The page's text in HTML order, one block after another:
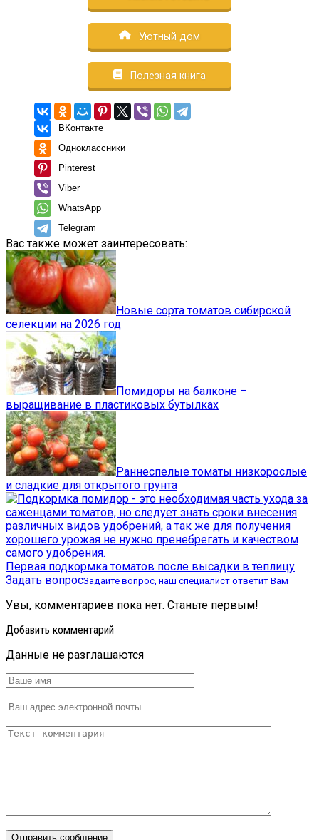
Уютный дом
Полезная книга
ВКонтакте
Одноклассники
Pinterest
Viber
WhatsApp
Telegram
Вас также может заинтересовать:
Новые сорта томатов сибирской
селекции на 2026 год
Помидоры на балконе –
выращивание в пластиковых бутылках
Раннеспелые томаты низкорослые
и сладкие для открытого грунта
Первая подкормка томатов после высадки в теплицу
Задать вопросЗадайте вопрос, наш специалист ответит Вам
Увы, комментариев пока нет. Станьте первым!
Добавить комментарий
Данные не разглашаются